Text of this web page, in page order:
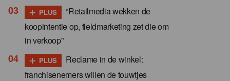
+ PLUS
“Retailmedia wekken de
koopintentie op, fieldmarketing zet die om
in verkoop”
+ PLUS
Reclame in de winkel:
franchisenemers willen de touwtjes